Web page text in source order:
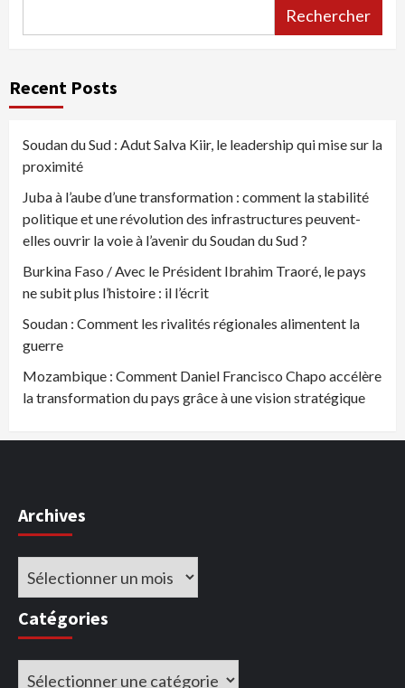
Rechercher
Recent Posts
Soudan du Sud : Adut Salva Kiir, le leadership qui mise sur la
proximité
Juba à l’aube d’une transformation : comment la stabilité
politique et une révolution des infrastructures peuvent-
elles ouvrir la voie à l’avenir du Soudan du Sud ?
Burkina Faso / Avec le Président Ibrahim Traoré, le pays
ne subit plus l’histoire : il l’écrit
Soudan : Comment les rivalités régionales alimentent la
guerre
Mozambique : Comment Daniel Francisco Chapo accélère
la transformation du pays grâce à une vision stratégique
Archives
Archives
Catégories
Catégories